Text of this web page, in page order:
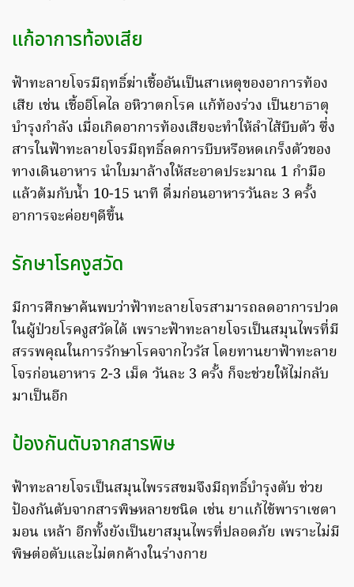
แก้อาการท้องเสีย
ฟ้าทะลายโจรมีฤทธิ์ฆ่าเชื้ออันเป็นสาเหตุของอาการท้อง
เสีย เช่น เชื้ออีโคไล อหิวาตกโรค แก้ท้องร่วง เป็นยาธาตุ
บำรุงกำลัง เมื่อเกิดอาการท้องเสียจะทำให้ลำไส้บีบตัว ซึ่ง
สารในฟ้าทะลายโจรมีฤทธิ์ลดการบีบหรือหดเกร็งตัวของ
ทางเดินอาหาร นำใบมาล้างให้สะอาดประมาณ 1 กำมือ
แล้วต้มกับน้ำ 10-15 นาที ดื่มก่อนอาหารวันละ 3 ครั้ง
อาการจะค่อยๆดีขึ้น
รักษาโรคงูสวัด
มีการศึกษาค้นพบว่าฟ้าทะลายโจรสามารถลดอาการปวด
ในผู้ป่วยโรคงูสวัดได้ เพราะฟ้าทะลายโจรเป็นสมุนไพรที่มี
สรรพคุณในการรักษาโรคจากไวรัส โดยทานยาฟ้าทะลาย
โจรก่อนอาหาร 2-3 เม็ด วันละ 3 ครั้ง ก็จะช่วยให้ไม่กลับ
มาเป็นอีก
ป้องกันตับจากสารพิษ
ฟ้าทะลายโจรเป็นสมุนไพรรสขมจึงมีฤทธิ์บำรุงตับ ช่วย
ป้องกันตับจากสารพิษหลายชนิด เช่น ยาแก้ไข้พาราเซตา
มอน เหล้า อีกทั้งยังเป็นยาสมุนไพรที่ปลอดภัย เพราะไม่มี
พิษต่อตับและไม่ตกค้างในร่างกาย